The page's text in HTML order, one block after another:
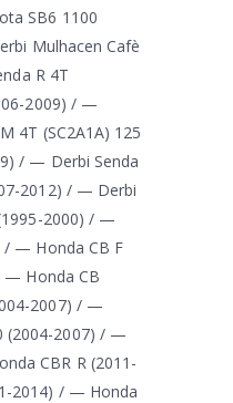
SB6 1100
Mulhacen Cafè
R 4T
2009) / —
4T (SC2A1A) 125
/ — Derbi Senda
2012) / — Derbi
2000) / —
/ — Honda CB F
— Honda CB
2007) / —
(2004-2007) / —
CBR R (2011-
2014) / — Honda